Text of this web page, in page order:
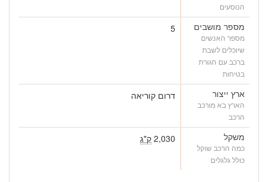
הנוסעים
מספר מושבים
מספר האנשים
שיוכלים לשבת
ברכב עם חגורת
בטיחות
5
ארץ ייצור
הארץ בא מורכב
הרכב
דרום קוריאה
משקל
כמה הרכב שוקל
כולל גלגלים
2,030 ק"ג